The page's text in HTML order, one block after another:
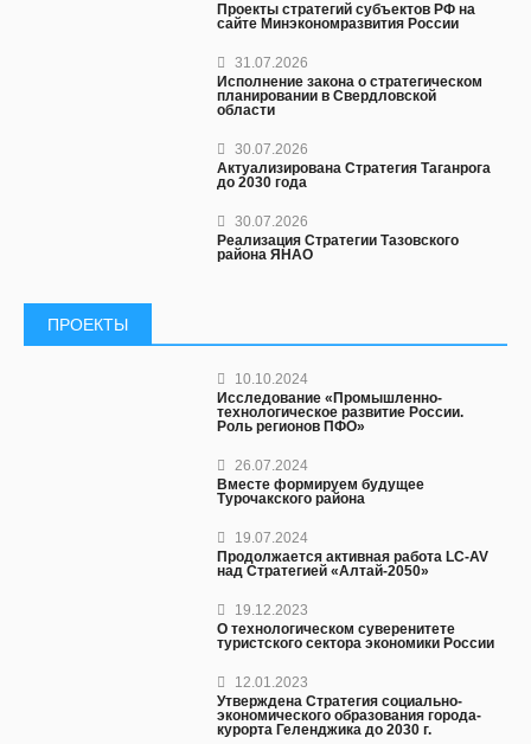
Проекты стратегий субъектов РФ на
сайте Минэкономразвития России
31.07.2026
Исполнение закона о стратегическом
планировании в Свердловской
области
30.07.2026
Актуализирована Стратегия Таганрога
до 2030 года
30.07.2026
Реализация Стратегии Тазовского
района ЯНАО
ПРОЕКТЫ
10.10.2024
Исследование «Промышленно-
технологическое развитие России.
Роль регионов ПФО»
26.07.2024
Вместе формируем будущее
Турочакского района
19.07.2024
Продолжается активная работа LC-AV
над Стратегией «Алтай-2050»
19.12.2023
О технологическом суверенитете
туристского сектора экономики России
12.01.2023
Утверждена Стратегия социально-
экономического образования города-
курорта Геленджика до 2030 г.